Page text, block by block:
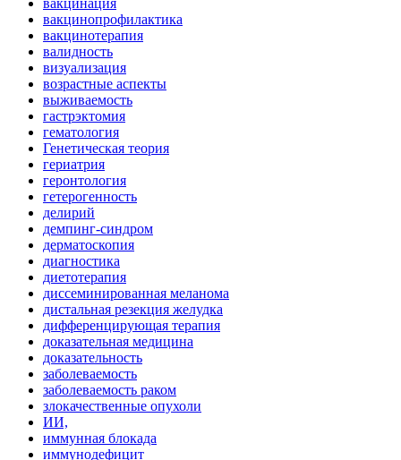
вакцинация
вакцинопрофилактика
вакцинотерапия
валидность
визуализация
возрастные аспекты
выживаемость
гастрэктомия
гематология
Генетическая теория
гериатрия
геронтология
гетерогенность
делирий
демпинг-синдром
дерматоскопия
диагностика
диетотерапия
диссеминированная меланома
дистальная резекция желудка
дифференцирующая терапия
доказательная медицина
доказательность
заболеваемость
заболеваемость раком
злокачественные опухоли
ИИ,
иммунная блокада
иммунодефицит